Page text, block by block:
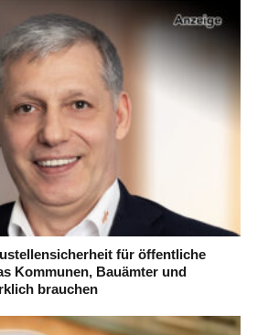
für öffentliche
Kommunen, Bauämter und
brauchen